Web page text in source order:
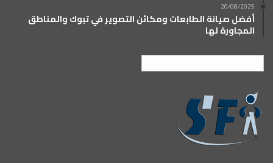
20/08/2025
أفضل صيانة الطابعات ومكائن التصوير في تبوك والمناطق
المجاورة لها